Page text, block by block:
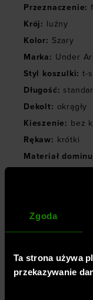
Zgoda
Ta strona używa
przekazywanie
Przeznaczenie:
Krój: luźny
Kolor: Szary
Marka: Under
Styl koszulki: t-
Długość:
Dekolt: okrągły
Kieszenie: bez
Rękaw: krótki
Materiał
Właściwości
Właściwości
rozciągliwy